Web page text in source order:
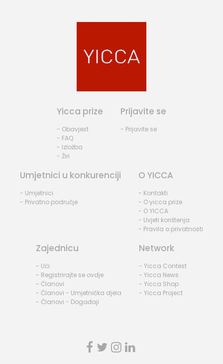
Yicca prize
- Obavjest
- FAQ
- Izložba
- Žiri
Prijavite se
- Prijavite se
Umjetnici u konkurenciji
- Umjetnici
- Privatno područje
O YICCA
- Kontakti
- O yicca prize
- O YICCA
- Uvjeti korištenja
- Pravila o privatnosti
Zajednicu
- Ući
- Registrirajte se ovdje
- Članovi
- Članovi - Umjetnička djela
- Članovi - Događaji
Network
- Yicca Contest
- Yicca News
- Yicca Shop
- Yicca Project